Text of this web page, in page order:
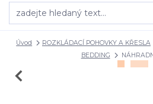
Úvod ROZKLÁDACÍ POHOVKY A KŘESLA
BEDDING